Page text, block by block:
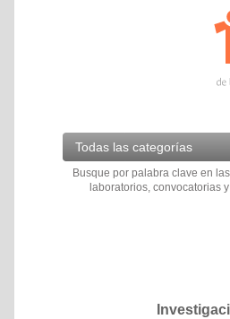
Todas las categorías
Busque por palabra clave en
laboratorios, convocatorias